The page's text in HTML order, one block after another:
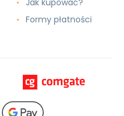
Jak kupować?
Formy płatności